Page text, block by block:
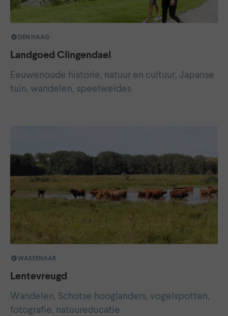
DEN HAAG
Landgoed Clingendael
Eeuwenoude historie, natuur en cultuur, Japanse
tuin, wandelen, speelweides
WASSENAAR
Lentevreugd
Wandelen, Schotse hooglanders, vogelspotten,
fotografie, natuureducatie